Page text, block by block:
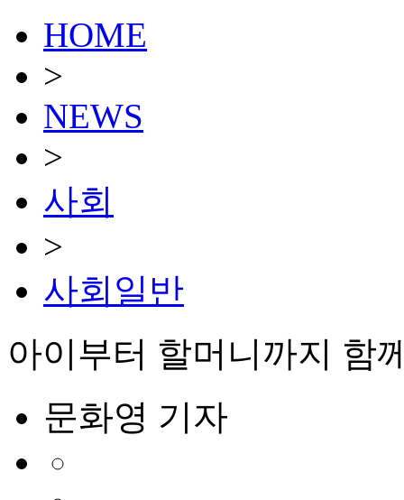
HOME
>
NEWS
>
사회
>
사회일반
아이부터 할머니까지 함
문화영 기자